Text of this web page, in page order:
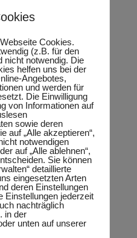
Region haben bereits
Thomas Jacobs von
bin gern bereit, bei der
Projektes “Freie Studien“
die Sekundarschulen zu
zu gewinnen“, klärt
und ergänzt abschließend:
beide Seiten profitieren.
Praxis gut vorbereitet und
die Stärken und
kennen. Ich bin
Unternehmen aus dem
Die Bereitstellung von
durch Unternehmen ist
Unternehmer und
im Wahlkreisbüro von
0345 – 681 28 32
keindorf.de über das Projekt
Cookies.
(z.B. für den
nicht notwendig. Die
helfen uns bei der
Angebotes,
und werden für
Die Einwilligung
von Informationen auf
sowie deren
auf „Alle akzeptieren“,
notwendigen
auf „Alle ablehnen“,
Sie können
detaillierte
eingesetzten Arten
deren Einstellungen
Einstellungen jederzeit
nachträglich
in der
unten auf unserer